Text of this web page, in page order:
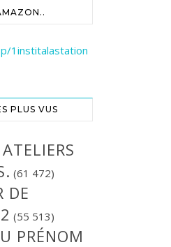
1institalastation
PLUS VUS
(61 472)
DE
(55 513)
PRÉNOM